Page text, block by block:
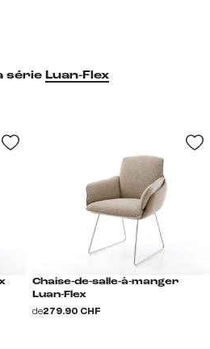
série Luan-Flex
Chaise-de-salle-à-manger
Luan-Flex
de279.90 CHF